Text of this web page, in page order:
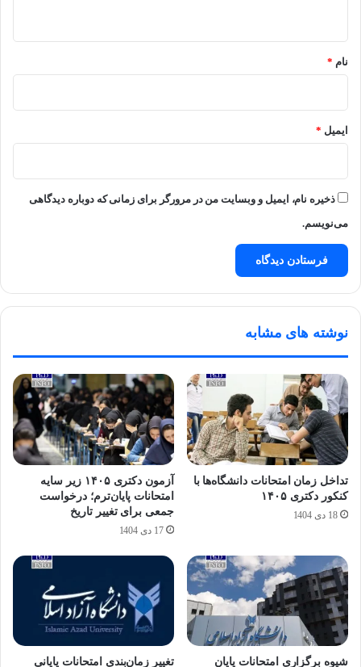
نام *
ایمیل *
ذخیره نام، ایمیل و وبسایت من در مرورگر برای زمانی که دوباره دیدگاهی
می‌نویسم.
نوشته های مشابه
تداخل زمان امتحانات دانشگاه‌ها با
کنکور دکتری ۱۴۰۵
18 دی 1404
آزمون دکتری ۱۴۰۵ زیر سایه
امتحانات پایان‌ترم؛ درخواست
جمعی برای تغییر تاریخ
17 دی 1404
شیوه برگزاری امتحانات پایان تغییر زمان‌بندی امتحانات پایانی